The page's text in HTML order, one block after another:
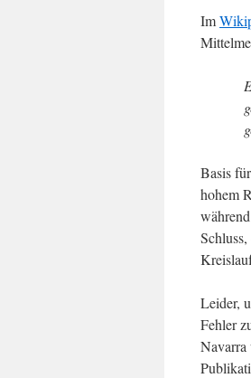
Im
Basis
hohem
Leider,
Fehler
Navarra